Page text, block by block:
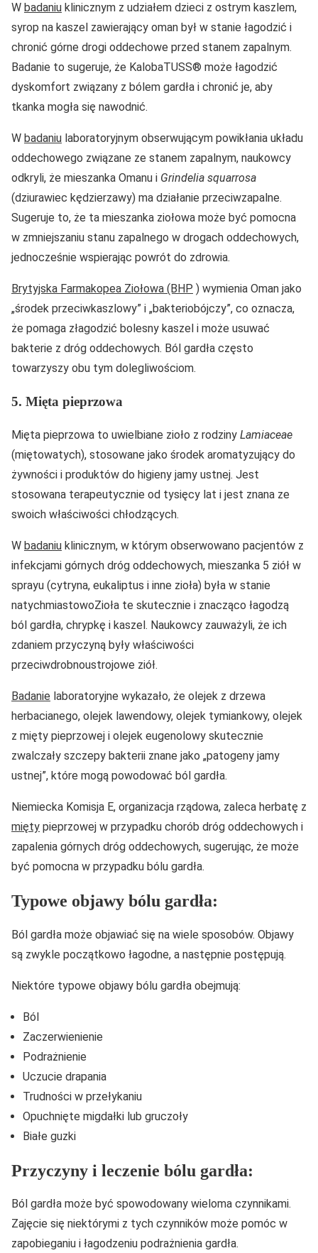
W badaniu klinicznym z udziałem dzieci z ostrym kaszlem,
syrop na kaszel zawierający oman był w stanie łagodzić i
chronić górne drogi oddechowe przed stanem zapalnym.
Badanie to sugeruje, że KalobaTUSS® może łagodzić
dyskomfort związany z bólem gardła i chronić je, aby
tkanka mogła się nawodnić.
W badaniu laboratoryjnym obserwującym powikłania układu
oddechowego związane ze stanem zapalnym, naukowcy
odkryli, że mieszanka Omanu i Grindelia squarrosa
(dziurawiec kędzierzawy) ma działanie przeciwzapalne.
Sugeruje to, że ta mieszanka ziołowa może być pomocna
w zmniejszaniu stanu zapalnego w drogach oddechowych,
jednocześnie wspierając powrót do zdrowia.
Brytyjska Farmakopea Ziołowa (BHP ) wymienia Oman jako
„środek przeciwkaszlowy” i „bakteriobójczy”, co oznacza,
że pomaga złagodzić bolesny kaszel i może usuwać
bakterie z dróg oddechowych. Ból gardła często
towarzyszy obu tym dolegliwościom.
5. Mięta pieprzowa
Mięta pieprzowa to uwielbiane zioło z rodziny Lamiaceae
(miętowatych), stosowane jako środek aromatyzujący do
żywności i produktów do higieny jamy ustnej. Jest
stosowana terapeutycznie od tysięcy lat i jest znana ze
swoich właściwości chłodzących.
W badaniu klinicznym, w którym obserwowano pacjentów z
infekcjami górnych dróg oddechowych, mieszanka 5 ziół w
sprayu (cytryna, eukaliptus i inne zioła) była w stanie
natychmiastowoZioła te skutecznie i znacząco łagodzą
ból gardła, chrypkę i kaszel. Naukowcy zauważyli, że ich
zdaniem przyczyną były właściwości
przeciwdrobnoustrojowe ziół.
Badanie laboratoryjne wykazało, że olejek z drzewa
herbacianego, olejek lawendowy, olejek tymiankowy, olejek
z mięty pieprzowej i olejek eugenolowy skutecznie
zwalczały szczepy bakterii znane jako „patogeny jamy
ustnej”, które mogą powodować ból gardła.
Niemiecka Komisja E, organizacja rządowa, zaleca herbatę z
mięty pieprzowej w przypadku chorób dróg oddechowych i
zapalenia górnych dróg oddechowych, sugerując, że może
być pomocna w przypadku bólu gardła.
Typowe objawy bólu gardła:
Ból gardła może objawiać się na wiele sposobów. Objawy
są zwykle początkowo łagodne, a następnie postępują.
Niektóre typowe objawy bólu gardła obejmują:
Ból
Zaczerwienienie
Podrażnienie
Uczucie drapania
Trudności w przełykaniu
Opuchnięte migdałki lub gruczoły
Białe guzki
Przyczyny i leczenie bólu gardła:
Ból gardła może być spowodowany wieloma czynnikami.
Zajęcie się niektórymi z tych czynników może pomóc w
zapobieganiu i łagodzeniu podrażnienia gardła.